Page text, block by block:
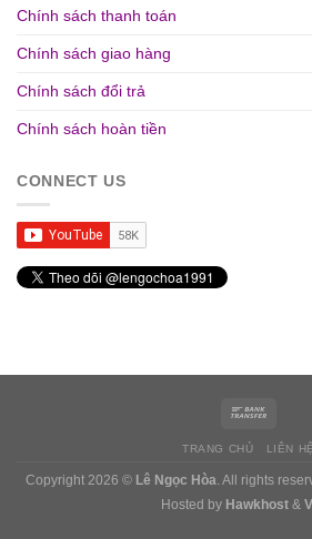
Chính sách thanh toán
Chính sách giao hàng
Chính sách đổi trả
Chính sách hoàn tiền
CONNECT US
TRANG CHỦ LIÊN HỆ
Copyright 2026 © Lê Ngọc Hòa. All rights
Hosted by Hawkhost&